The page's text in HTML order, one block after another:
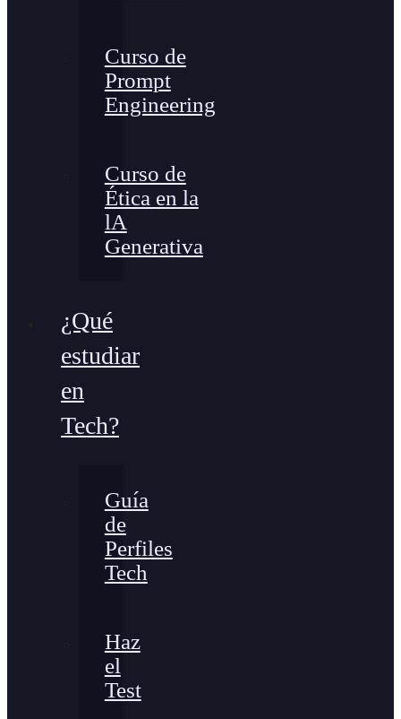
Curso de
Prompt
Engineering
Curso de
Ética en la
lA
Generativa
¿Qué
estudiar
en
Tech?
Guía
de
Perfiles
Tech
Haz
el
Test